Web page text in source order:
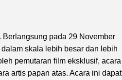
pada 29 November
skala lebih besar dan lebih
pemutaran film eksklusif, acara
artis papan atas. Acara ini dapat